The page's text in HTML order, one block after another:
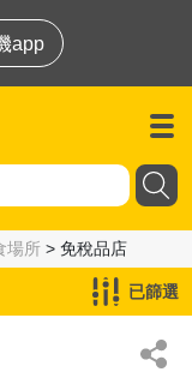
app
場所 > 免稅品店
已篩選